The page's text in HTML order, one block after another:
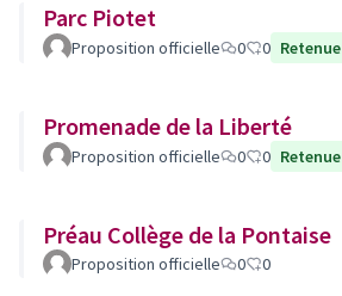
Parc Piotet
Proposition officielle 0 0 Retenue
Promenade de la Liberté
Proposition officielle 0 0 Retenue
Préau Collège de la Pontaise
Proposition officielle 0 0